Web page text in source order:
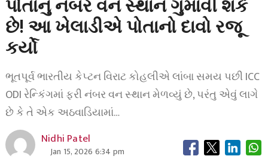
પોતાનું નંબર વન સ્થાન ગુમાવી શકે
છે! આ ખેલાડીએ પોતાનો દાવો રજૂ
કર્યો
ભૂતપૂર્વ ભારતીય કેપ્ટન વિરાટ કોહલીએ લાંબા સમય પછી ICC
ODI રેન્કિંગમાં ફરી નંબર વન સ્થાન મેળવ્યું છે, પરંતુ એવું લાગે
છે કે તે એક અઠવાડિયામાં…
Nidhi Patel
Jan 15, 2026 6:34 pm